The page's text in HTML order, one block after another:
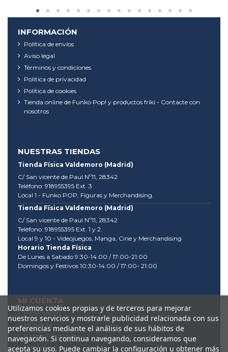
INFORMACIÓN
Política de envíos
Aviso legal
Términos y condiciones
Política de privacidad
Política de cookies
Tienda online de Funko Pop! y productos friki - Contacte con
nosotros
NUESTRAS TIENDAS
Tienda Física Valdemoro (Madrid)
C/ San vicente de Paul Nº11, 28342
Teléfono: 918955395 Ext. 3
Local 1 - Funko POP, Figuras y Merchandising.
Tienda Física Valdemoro (Madrid)
C/ San vicente de Paul Nº11, 28342
Teléfono: 918955395 Ext. 1 y 2.
Local 9 y 10 - Videojuegos, Manga, Cine y Merchandising
Horario Tienda Física
De Lunes a Sabado 9:30-14:00 / 17:00-21:00
Domingos y Festivos 10:30-14:00 / 17:00- 21:00
Iniciar sesión
Mi cuenta
Historial de pedidos
Direcciones
Utilizamos cookies propias y de terceros para mejorar
nuestros servicios y mostrarle publicidad relacionada con sus
preferencias mediante el análisis de sus hábitos de
navegación. Si continua navegando, consideramos que
acepta su uso. Puede cambiar la configuración u obtener más